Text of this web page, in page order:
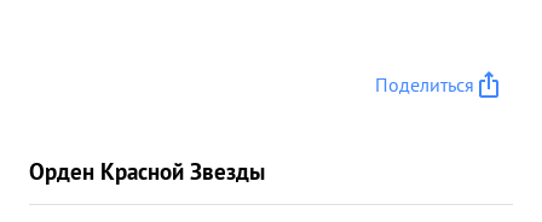
Поделиться
Орден Красной Звезды